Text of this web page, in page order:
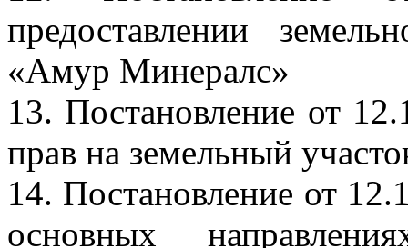
предоставлении
«Амур Минералс»
13. Постановление от
прав на земельный
14. Постановление от
основных